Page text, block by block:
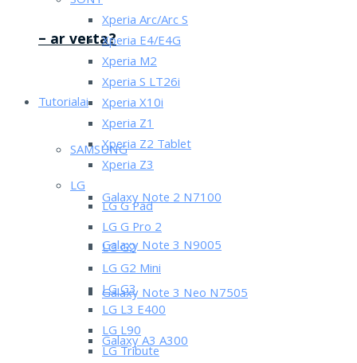
– ar verta?
Tutorialai
SAMSUNG
Galaxy Note 2 N7100
Galaxy Note 3 N9005
Galaxy Note 3 Neo N7505
Galaxy A3 A300
Xperia Arc/Arc S
Xperia E4/E4G
Xperia M2
Xperia S LT26i
Xperia X10i
Xperia Z1
Xperia Z2 Tablet
Xperia Z3
LG
LG G Pad
LG G Pro 2
LG G2
LG G2 Mini
LG G3
LG L3 E400
LG L90
LG Tribute